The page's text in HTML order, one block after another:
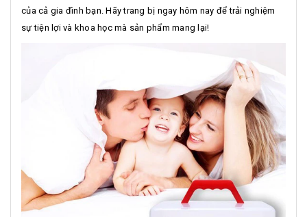
của cả gia đình bạn. Hãy trang bị ngay hôm nay để trải nghiệm
sự tiện lợi và khoa học mà sản phẩm mang lại!